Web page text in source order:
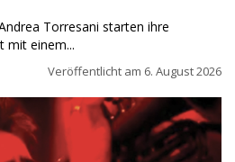
Torresani starten ihre
mit einem...
Veröffentlicht am 6. August 2026